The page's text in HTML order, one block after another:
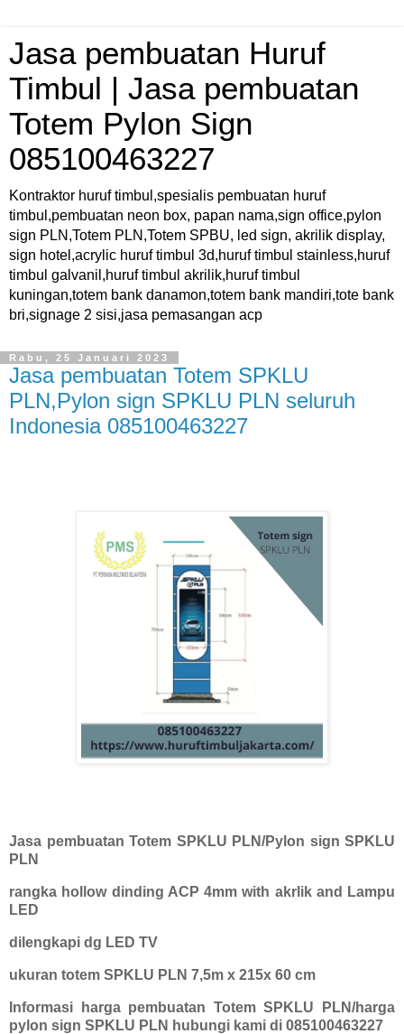
Jasa pembuatan Huruf
Timbul | Jasa pembuatan
Totem Pylon Sign
085100463227
Kontraktor huruf timbul,spesialis pembuatan huruf
timbul,pembuatan neon box, papan nama,sign office,pylon
sign PLN,Totem PLN,Totem SPBU, led sign, akrilik display,
sign hotel,acrylic huruf timbul 3d,huruf timbul stainless,huruf
timbul galvanil,huruf timbul akrilik,huruf timbul
kuningan,totem bank danamon,totem bank mandiri,tote bank
bri,signage 2 sisi,jasa pemasangan acp
Rabu, 25 Januari 2023
Jasa pembuatan Totem SPKLU
PLN,Pylon sign SPKLU PLN seluruh
Indonesia 085100463227
Jasa pembuatan Totem SPKLU PLN/Pylon sign SPKLU
PLN
rangka hollow dinding ACP 4mm with akrlik and Lampu
LED
dilengkapi dg LED TV
ukuran totem SPKLU PLN 7,5m x 215x 60 cm
Informasi harga pembuatan Totem SPKLU PLN/harga
pylon sign SPKLU PLN hubungi kami di 085100463227